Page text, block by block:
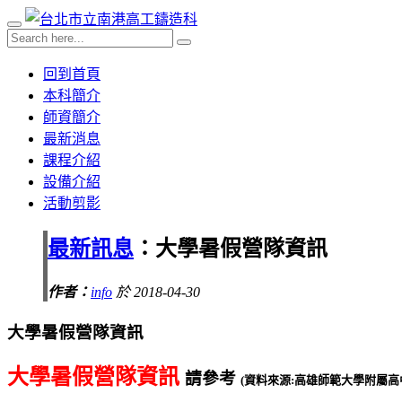
回到首頁
本科簡介
師資簡介
最新消息
課程介紹
設備介紹
活動剪影
最新訊息 ：大學暑假營隊資訊
作者： info 於 2018-04-30
大學暑假營隊資訊
大學暑假營隊資訊 請參考 (資料來源:高雄師範大學附屬高